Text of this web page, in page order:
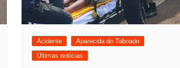
Acidente
Aparecida do Taboado
Últimas notícias